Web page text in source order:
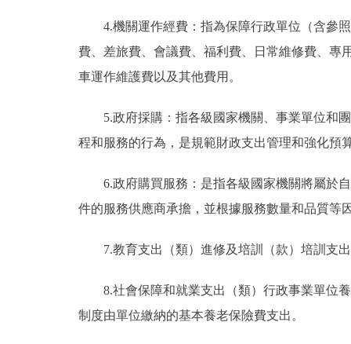
4.機關運作經費：指為保障行政單位（含參
費、差旅費、會議費、福利費、日常維修費、專
車運作維護費以及其他費用。
5.政府採購：指各級國家機關、事業單位和
程和服務的行為，是規範財政支出管理和強化預
6.政府購買服務：是指各級國家機關將屬於
件的服務供應商承擔，並根據服務數量和品質等
7.教育支出（類）進修及培訓（款）培訓支
8.社會保障和就業支出（類）行政事業單位
制度由單位繳納的基本養老保險費支出。